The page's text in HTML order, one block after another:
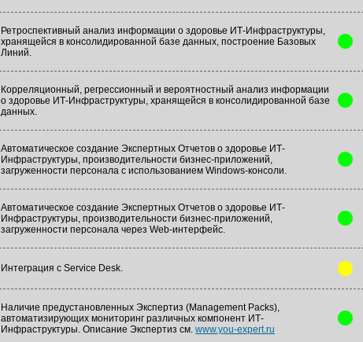
Ретроспективный анализ информации о здоровье ИТ-Инфраструктуры,
хранящейся в консолидированной базе данных, построение Базовых
Линий.
Корреляционный, регрессионный и вероятностный анализ информации
о здоровье ИТ-Инфраструктуры, хранящейся в консолидированной базе
данных.
Автоматическое создание Экспертных Отчетов о здоровье ИТ-
Инфраструктуры, производительности бизнес-приложений,
загруженности персонала с использованием Windows-консоли.
Автоматическое создание Экспертных Отчетов о здоровье ИТ-
Инфраструктуры, производительности бизнес-приложений,
загруженности персонала через Web-интерфейс.
Интеграция с Service Desk.
Наличие предустановленных Экспертиз (Management Packs),
автоматизирующих мониторинг различных компонент ИТ-
Инфраструктуры. Описание Экспертиз см. www.you-expert.ru